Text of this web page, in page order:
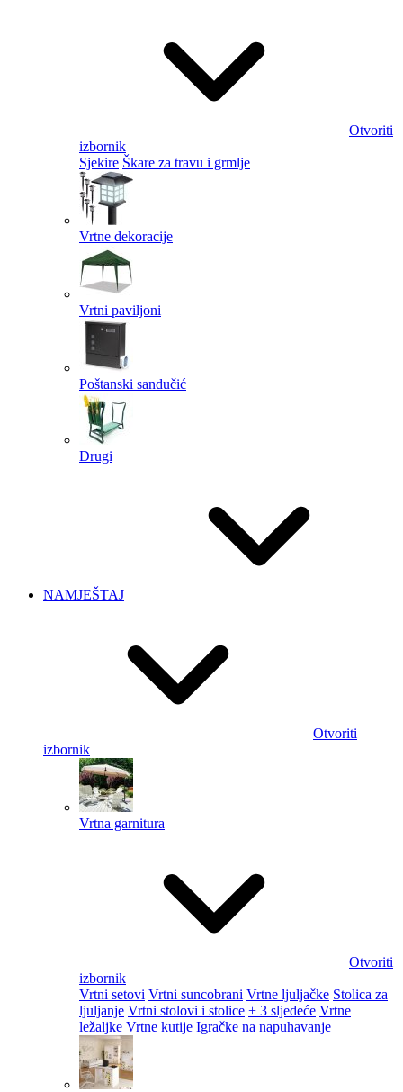
Otvoriti
izbornik
Sjekire Škare za travu i grmlje
Vrtne dekoracije
Vrtni paviljoni
Poštanski sandučić
Drugi
NAMJEŠTAJ
Otvoriti
izbornik
Vrtna garnitura
Otvoriti
izbornik
Vrtni setovi Vrtni suncobrani Vrtne ljuljačke Stolica za
ljuljanje Vrtni stolovi i stolice + 3 sljedeće Vrtne
ležaljke Vrtne kutije Igračke na napuhavanje